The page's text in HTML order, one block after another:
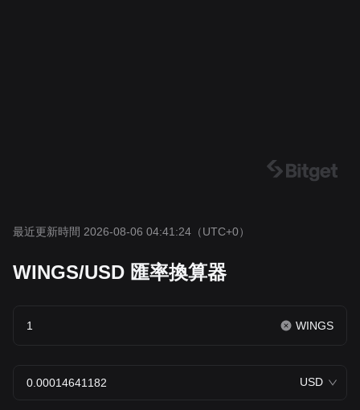
最近更新時間 2026-08-06 04:41:24 （UTC+0）
WINGS/USD 匯率換算器
WINGS
USD